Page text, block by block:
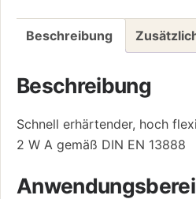
Beschreibung
Beschreibung
Schnell erhärtender, hoch
2 W A gemäß DIN EN 13888